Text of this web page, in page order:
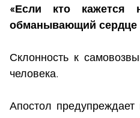
«Если кто
обманывающий сердце
Склонность к
человека.
Апостол